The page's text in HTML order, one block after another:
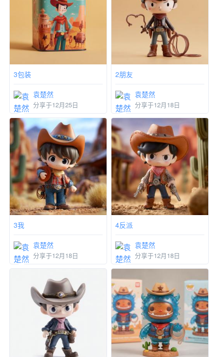
3包装
袁楚然
分享于12月25日
2朋友
袁楚然
分享于12月18日
3我
袁楚然
分享于12月18日
4反派
袁楚然
分享于12月18日